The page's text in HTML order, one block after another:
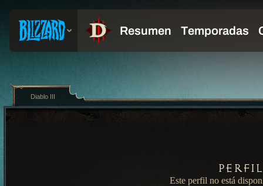
Este perfil no está
Diablo III